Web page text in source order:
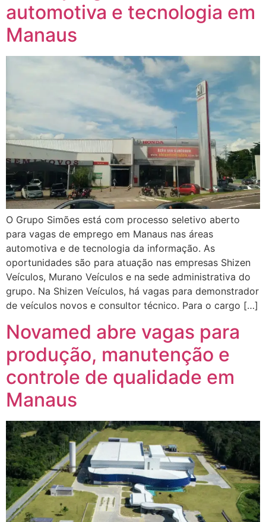
automotiva e tecnologia em
Manaus
O Grupo Simões está com processo seletivo aberto
para vagas de emprego em Manaus nas áreas
automotiva e de tecnologia da informação. As
oportunidades são para atuação nas empresas Shizen
Veículos, Murano Veículos e na sede administrativa do
grupo. Na Shizen Veículos, há vagas para demonstrador
de veículos novos e consultor técnico. Para o cargo […]
Novamed abre vagas para
produção, manutenção e
controle de qualidade em
Manaus